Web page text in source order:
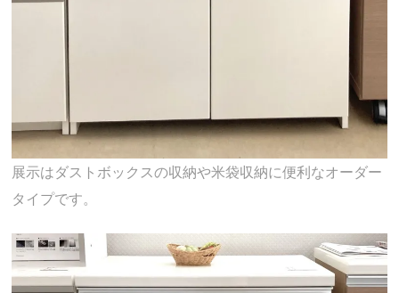
展示はダストボックスの収納や米袋収納に便利なオーダー
タイプです。